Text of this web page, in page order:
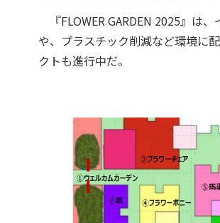
『FLOWER GARDEN 2025』は
や、プラスチック削減など環境に
クトも進行中だ。